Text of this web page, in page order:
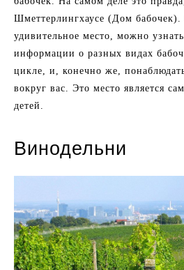
Шметтерлингхаусе (Дом бабочек).
удивительное место, можно
информации о разных видах
цикле, и, конечно же,
вокруг вас. Это место является
детей.
Винодельни